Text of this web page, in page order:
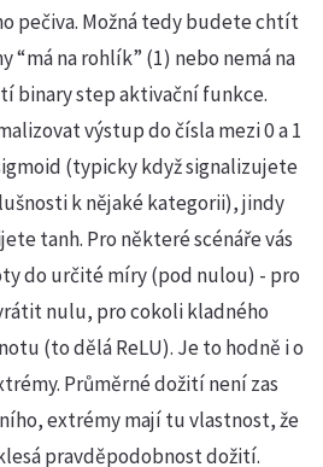
pečiva. Možná tedy budete chtít
“má na rohlík” (1) nebo nemá na
binary step aktivační funkce.
výstup do čísla mezi 0 a 1
(typicky když signalizujete
k nějaké kategorii), jindy
tanh. Pro některé scénáře vás
do určité míry (pod nulou) - pro
nulu, pro cokoli kladného
(to dělá ReLU). Je to hodně i o
Průměrné dožití není zas
extrémy mají tu vlastnost, že
pravděpodobnost dožití.